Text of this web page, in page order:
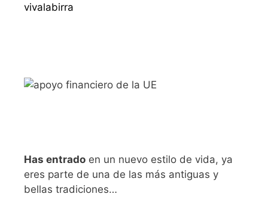
vivalabirra
Has entrado en un nuevo estilo de vida, ya
eres parte de una de las más antiguas y
bellas tradiciones…